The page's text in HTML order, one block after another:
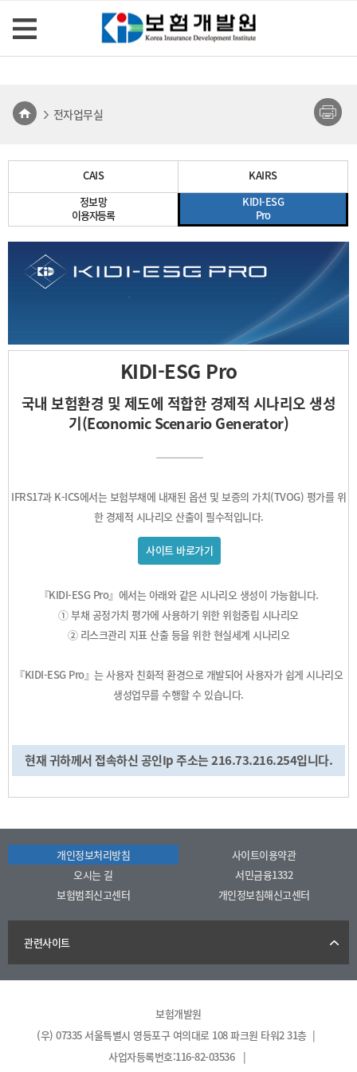
전자업무실
CAIS
KAIRS
정보망
이용자등록
KIDI-ESG
Pro
KIDI-ESG Pro
국내 보험환경 및 제도에 적합한 경제적 시나리오 생성
기(Economic Scenario Generator)
IFRS17과 K-ICS에서는 보험부채에 내재된 옵션 및 보증의 가치(TVOG) 평가를 위
한 경제적 시나리오 산출이 필수적입니다.
사이트 바로가기
『KIDI-ESG Pro』에서는 아래와 같은 시나리오 생성이 가능합니다.
① 부채 공정가치 평가에 사용하기 위한 위험중립 시나리오
② 리스크관리 지표 산출 등을 위한 현실세계 시나리오
『KIDI-ESG Pro』는 사용자 친화적 환경으로 개발되어 사용자가 쉽게 시나리오
생성업무를 수행할 수 있습니다.
현재 귀하께서 접속하신 공인Ip 주소는 216.73.216.254입니다.
개인정보처리방침
사이트이용약관
오시는 길
서민금융1332
보험범죄신고센터
개인정보침해신고센터
관련사이트
보험개발원
(우) 07335 서울특별시 영등포구 여의대로 108 파크원 타워2 31층 |
사업자등록번호:116-82-03536 |